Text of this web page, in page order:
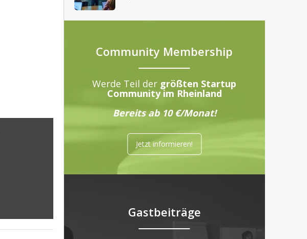
Community Membership
Werde Teil der größten Startup
Community im Rheinland
Bereits ab 10 €/Monat!
Jetzt informieren!
Gastbeiträge